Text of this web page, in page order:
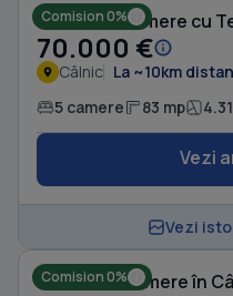
Comision 0%
Casă cu 5 camere cu
70.000 €
Câlnic La ~10km
5 camere 83 mp
Vezi
Vezi
Comision 0%
Casă cu 4 camere în